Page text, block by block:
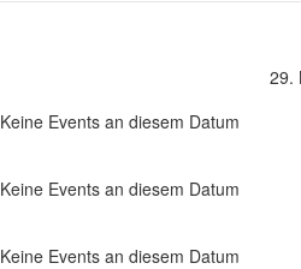
29.
Keine Events an diesem Datum
Keine Events an diesem Datum
Keine Events an diesem Datum